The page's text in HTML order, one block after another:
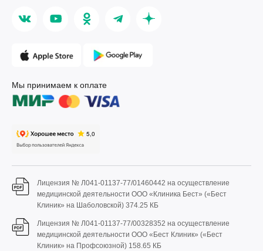
Мы принимаем к оплате
Лицензия № Л041-01137-77/01460442 на осуществление
медицинской деятельности ООО «Клиника Бест» («Бест
Клиник» на Шаболовской) 374.25 КБ
Лицензия № Л041-01137-77/00328352 на осуществление
медицинской деятельности ООО «Бест Клиник» («Бест
Клиник» на Профсоюзной) 158.65 КБ